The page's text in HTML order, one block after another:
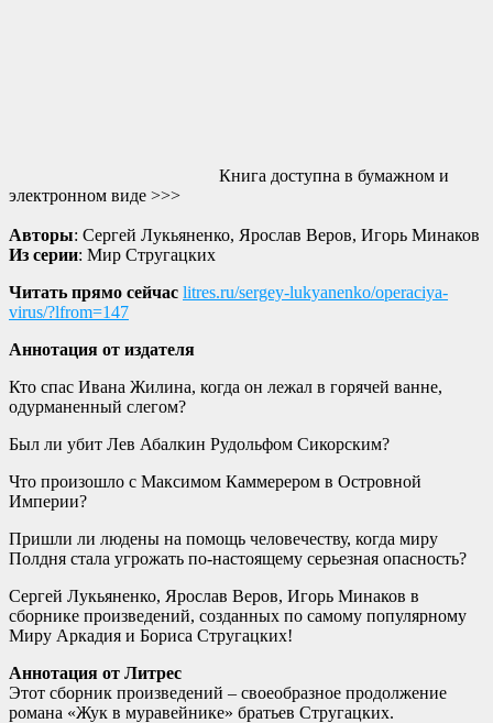
Книга доступна в бумажном и
электронном виде >>>
Авторы: Сергей Лукьяненко, Ярослав Веров, Игорь Минаков
Из серии: Мир Стругацких
Читать прямо сейчас litres.ru/sergey-lukyanenko/operaciya-
virus/?lfrom=147
Аннотация от издателя
Кто спас Ивана Жилина, когда он лежал в горячей ванне,
одурманенный слегом?
Был ли убит Лев Абалкин Рудольфом Сикорским?
Что произошло с Максимом Каммерером в Островной
Империи?
Пришли ли людены на помощь человечеству, когда миру
Полдня стала угрожать по-настоящему серьезная опасность?
Сергей Лукьяненко, Ярослав Веров, Игорь Минаков в
сборнике произведений, созданных по самому популярному
Миру Аркадия и Бориса Стругацких!
Аннотация от Литрес
Этот сборник произведений – своеобразное продолжение
романа «Жук в муравейнике» братьев Стругацких.